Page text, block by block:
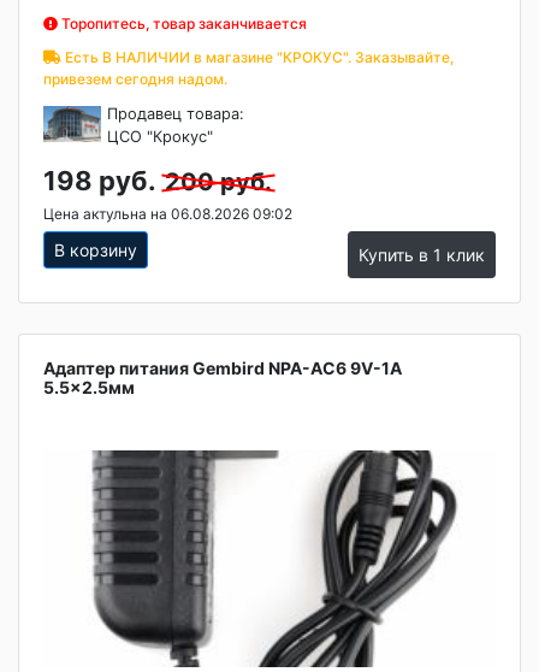
Торопитесь, товар заканчивается
Есть В НАЛИЧИИ в магазине "КРОКУС". Заказывайте,
привезем сегодня надом.
Продавец товара:
ЦСО "Крокус"
198 руб. 200 руб.
Цена актульна на 06.08.2026 09:02
В корзину Купить в 1 клик
Адаптер питания Gembird NPA-AC6 9V-1A
5.5x2.5мм